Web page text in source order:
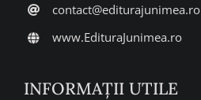
contact@editurajunimea.ro
www.EdituraJunimea.ro
INFORMAŢII UTILE